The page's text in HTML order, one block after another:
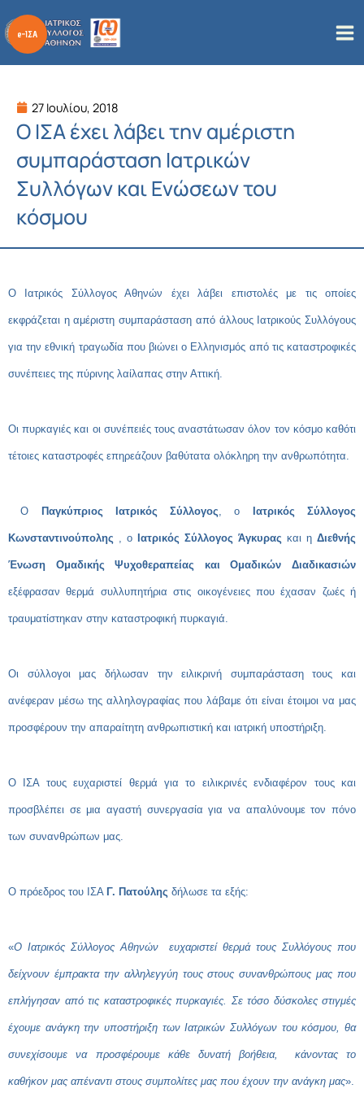
στο
περιεχόμενο
27 Ιουλίου, 2018
Ο ΙΣΑ έχει λάβει την αμέριστη
συμπαράσταση Ιατρικών
Συλλόγων και Ενώσεων του
κόσμου
Ο Ιατρικός Σύλλογος Αθηνών έχει λάβει επιστολές με τις οποίες
εκφράζεται η αμέριστη συμπαράσταση από άλλους Ιατρικούς Συλλόγους
για την εθνική τραγωδία που βιώνει ο Ελληνισμός από τις καταστροφικές
συνέπειες της πύρινης λαίλαπας στην Αττική.
Οι πυρκαγιές και οι συνέπειές τους αναστάτωσαν όλον τον κόσμο καθότι
τέτοιες καταστροφές επηρεάζουν βαθύτατα ολόκληρη την ανθρωπότητα.
Ο Παγκύπριος Ιατρικός Σύλλογος, ο Ιατρικός Σύλλογος
Κωνσταντινούπολης , ο Ιατρικός Σύλλογος Άγκυρας και η Διεθνής
Ένωση Ομαδικής Ψυχοθεραπείας και Ομαδικών Διαδικασιών
εξέφρασαν θερμά συλλυπητήρια στις οικογένειες που έχασαν ζωές ή
τραυματίστηκαν στην καταστροφική πυρκαγιά.
Οι σύλλογοι μας δήλωσαν την ειλικρινή συμπαράσταση τους και
ανέφεραν μέσω της αλληλογραφίας που λάβαμε ότι είναι έτοιμοι να μας
προσφέρουν την απαραίτητη ανθρωπιστική και ιατρική υποστήριξη.
Ο ΙΣΑ τους ευχαριστεί θερμά για το ειλικρινές ενδιαφέρον τους και
προσβλέπει σε μια αγαστή συνεργασία για να απαλύνουμε τον πόνο
των συνανθρώπων μας.
Ο πρόεδρος του ΙΣΑ Γ. Πατούλης δήλωσε τα εξής:
«Ο Ιατρικός Σύλλογος Αθηνών ευχαριστεί θερμά τους Συλλόγους που
δείχνουν έμπρακτα την αλληλεγγύη τους στους συνανθρώπους μας που
επλήγησαν από τις καταστροφικές πυρκαγιές. Σε τόσο δύσκολες στιγμές
έχουμε ανάγκη την υποστήριξη των Ιατρικών Συλλόγων του κόσμου, θα
συνεχίσουμε να προσφέρουμε κάθε δυνατή βοήθεια, κάνοντας το
καθήκον μας απέναντι στους συμπολίτες μας που έχουν την ανάγκη μας».